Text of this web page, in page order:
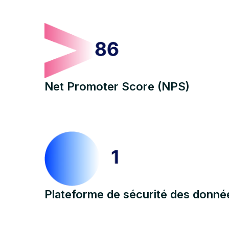
Net Promoter Score (NPS)
Plateforme de sécurité des